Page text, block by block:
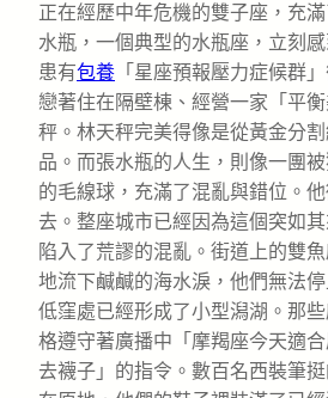
正在經歷中年危機的雙子座，充
水瓶，一個典型的水瓶座，立刻
患有包養 「星座預報壓力症候群
戀著住在隔壁棟、經營一家「平
秤。林天秤完美得像是從黃金分
品。而張水瓶的人生，則像一團
的毛線球，充滿了混亂與錯位。
去。整座城市已經因為這個突如
陷入了荒謬的混亂。街道上的雙
地流下鹹鹹的海水淚，他們無法
低窪處已經形成了小型潟湖。那
格遵守著廣播中「摩羯座今天適
去襪子」的指令。數百名西裝筆